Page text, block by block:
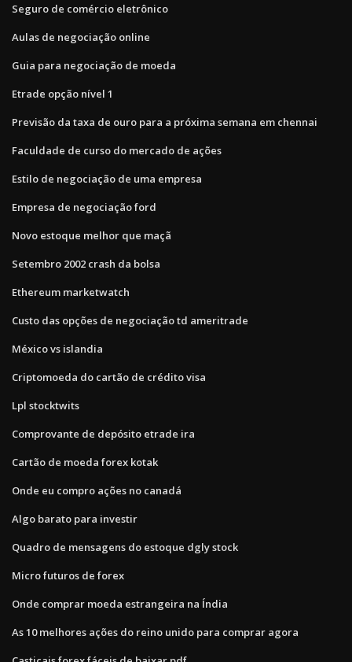
Seguro de comércio eletrônico
Aulas de negociação online
Guia para negociação de moeda
Etrade opção nível 1
Previsão da taxa de ouro para a próxima semana em chennai
Faculdade de curso do mercado de ações
Estilo de negociação de uma empresa
Empresa de negociação ford
Novo estoque melhor que maçã
Setembro 2002 crash da bolsa
Ethereum marketwatch
Custo das opções de negociação td ameritrade
México vs islandia
Criptomoeda do cartão de crédito visa
Lpl stocktwits
Comprovante de depósito etrade ira
Cartão de moeda forex kotak
Onde eu compro ações no canadá
Algo barato para investir
Quadro de mensagens do estoque dgly stock
Micro futuros de forex
Onde comprar moeda estrangeira na Índia
As 10 melhores ações do reino unido para comprar agora